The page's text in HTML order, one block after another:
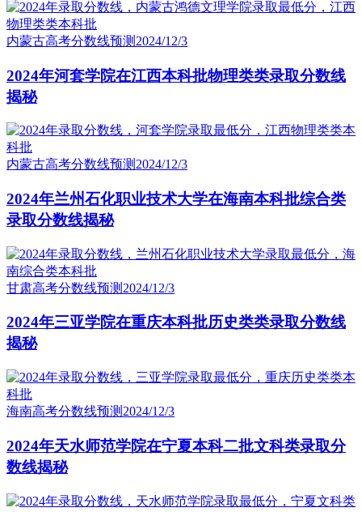
内蒙古高考分数线预测 2024/12/3
2024年河套学院在江西本科批物理类类录取分数线
揭秘
内蒙古高考分数线预测 2024/12/3
2024年兰州石化职业技术大学在海南本科批综合类
录取分数线揭秘
甘肃高考分数线预测 2024/12/3
2024年三亚学院在重庆本科批历史类类录取分数线
揭秘
海南高考分数线预测 2024/12/3
2024年天水师范学院在宁夏本科二批文科类录取分
数线揭秘